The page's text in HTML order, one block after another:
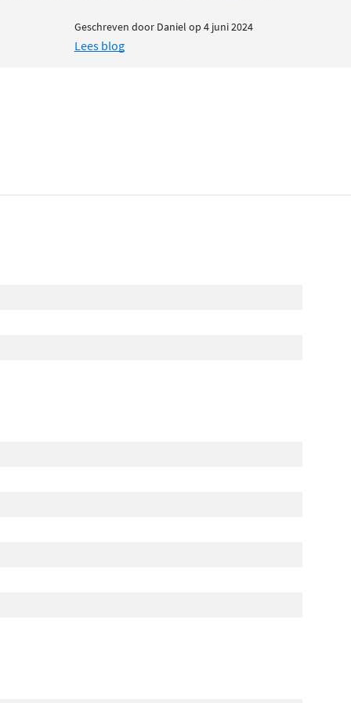
Geschreven door Daniel op 4 juni 2024
Lees blog